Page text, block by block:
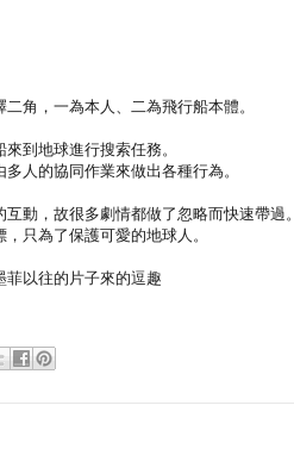
角，一為本人、二為飛行船本體。
到地球進行搜索任務。
人的協同作業來做出各種行為。
動，故很多劇情都做了忽略而快速帶過。
只為了保護可愛的地球人。
菲以往的片子來的逗趣